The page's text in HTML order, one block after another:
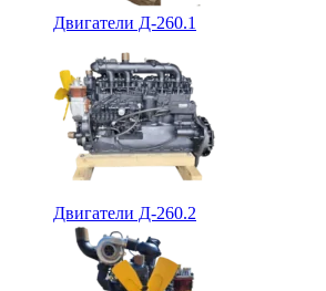
Двигатели Д-260.1
Двигатели Д-260.2